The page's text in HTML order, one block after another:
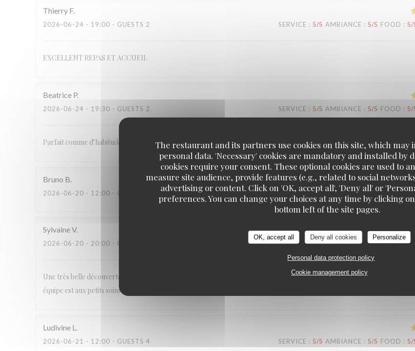
The restaurant and its partners use cookies on this site, which may
personal data. 'Necessary' cookies are mandatory and installed by
cookies require your consent. These optional cookies are used to
measure site audience, provide features (e.g., related to social
advertising or content. Click on 'OK, accept all', 'Deny all' or
preferences. You can change your choices at any time by clicking
bottom left of the site pages.
OK, accept all Deny all cookies Personalize
Personal data protection policy
Cookie management policy
Thierry F
2026-06-24 - 19:00 - GUESTS 2 SERVICE : 5/5 AMBIANCE : 5/5 FOOD : 5/
EXCELLENT REPAS ET ACCUEIL
Beatrice P
2026-06-24 - 19:30 - GUESTS 2 SERVICE : 5/5 AMBIANCE : 5/5 FOOD : 5/
Parfait comme d’habitude
Bruno B
2026-06-20 - 12:00 - GUESTS 4 SERVICE: 4/5 AMBIANCE : 4 /5 FOOD: 5/
SylvaineV
2026-06-20 - 20:00 - GUESTS 6 SERVICE: 5/5 AMBIANCE: 5/5 FOOD: 5
Une très belle découverte. En plus de nous être régalés de l entrée au dessert, nous avons été particulièrement touchés par
équipe est aux petits soins. L ambiance du restaurant est très agréable et chaleureuse. Merci pour cette super soirée
Ludivine L
2026-06-21 - 12:00 - GUESTS 4 SERVICE : 5/5 AMBIANCE : 5/5 FOOD : 5/